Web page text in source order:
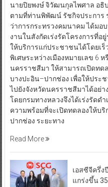
นายปิยพงษ์ จิวัฒนกุลไพศาล อธิ
ตามที่ท่านพิพัฒน์ รัชกิจประการ
ว่าการกระทรวงคมนาคม ได้มอ
งานในสังกัดเร่งรัดโครงการที่อ
ให้บริการแก่ประชาชนได้โดยเร็
พิเศษระหว่างเมืองหมายเลข 6
นครราชสีมา ให้สามารถเปิดทด
บางปะอิน–ปากช่อง เพื่อให้ประ
ไปยังจังหวัดนครราชสีมาได้
โดยกรมทางหลวงจึงได้เร่งรัดด
ความพร้อมที่จะเปิดทดลองให้บริ
ปากช่อง ระยะทาง
Read More
เอสซีจีครึ่ง
แกร่งขึ้น